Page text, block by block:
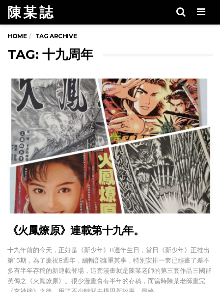
陳 某 誌
HOME TAG ARCHIVE
TAG: 十九周年
《火鳳燎原》連載第十九年。
十九年前的今天，正好是《新少年》8週年生日，當日《新少年》正推出
第15期，為了慶祝8週年，編輯部隆重其事，特別安排一套已經畫了差不
多有半年存稿的新連載登場，這套漫畫就是陳某老師的第三套作品三國群
英傳之《火鳳燎原》。很少漫畫會有半年的存稿，而當時陳某老師畫完